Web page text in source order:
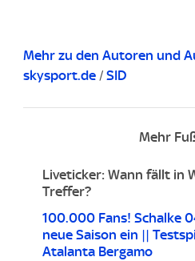
Mehr zu den Autoren und
skysport.de / SID
Mehr
Liveticker: Wann fällt in
Treffer?
100.000 Fans! Schalke
neue Saison ein ||
Atalanta Bergamo